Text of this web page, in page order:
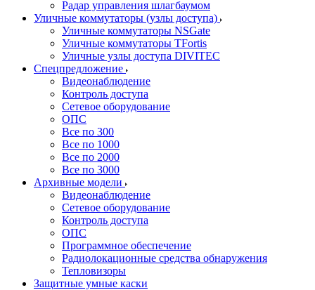
Радар управления шлагбаумом
Уличные коммутаторы (узлы доступа)
Уличные коммутаторы NSGate
Уличные коммутаторы TFortis
Уличные узлы доступа DIVITEC
Спецпредложение
Видеонаблюдение
Контроль доступа
Сетевое оборудование
ОПС
Все по 300
Все по 1000
Все по 2000
Все по 3000
Архивные модели
Видеонаблюдение
Сетевое оборудование
Контроль доступа
ОПС
Программное обеспечение
Радиолокационные средства обнаружения
Тепловизоры
Защитные умные каски